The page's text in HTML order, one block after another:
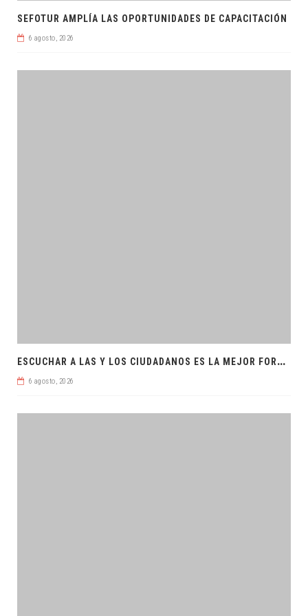
SEFOTUR AMPLÍA LAS OPORTUNIDADES DE CAPACITACIÓN
6 agosto, 2026
E
SCUCHAR A LAS Y LOS CIUDADANOS ES LA MEJOR FORMA DE GOBERNAR
6 agosto, 2026